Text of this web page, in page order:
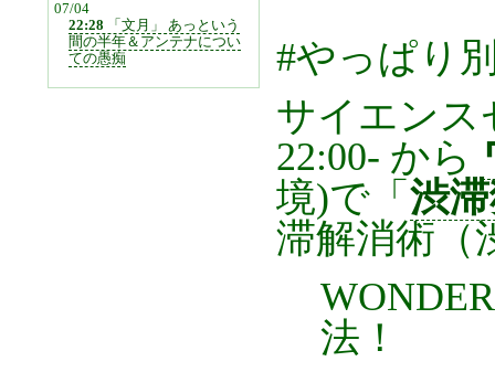
07/04
22:28 「文月」 あっという
間の半年＆アンテナについ
ての愚痴
#やっぱり
サイエンス
22:00- から
境)で「 渋
滞解消術（
法！